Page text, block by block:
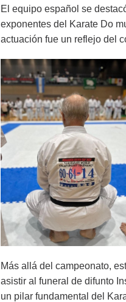
El equipo español se
exponentes del Karate Do
actuación fue un reflejo del
Más allá del campeonato,
asistir al funeral de difunto
un pilar fundamental del